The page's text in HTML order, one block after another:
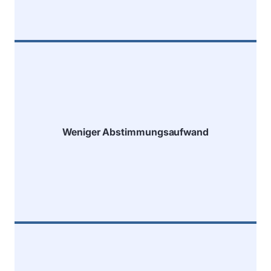
zur Prognose von Personalbedarf,
Weniger Abstimmungsaufwand